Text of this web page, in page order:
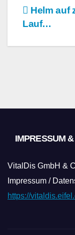
Helm auf
Lauf…
IMPRESSUM
VitalDis GmbH &
Impressum /
https://